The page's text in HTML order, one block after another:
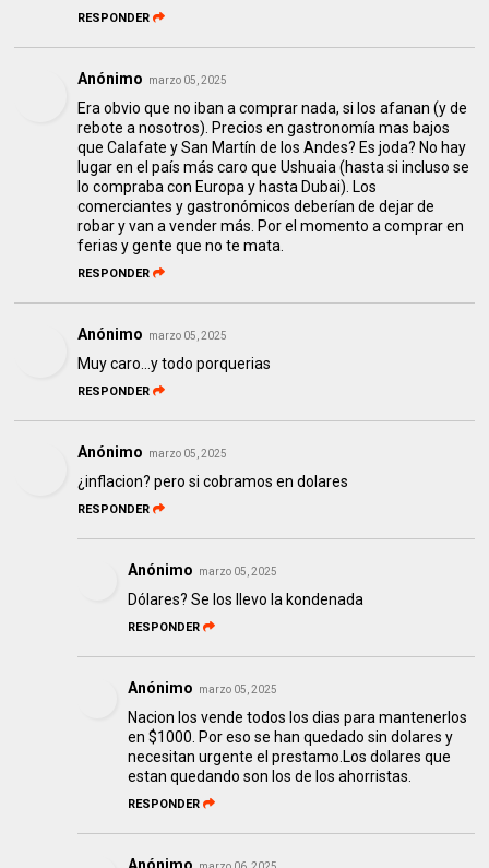
RESPONDER
Anónimo marzo 05, 2025
Era obvio que no iban a comprar nada, si los afanan (y de
rebote a nosotros). Precios en gastronomía mas bajos
que Calafate y San Martín de los Andes? Es joda? No hay
lugar en el país más caro que Ushuaia (hasta si incluso se
lo compraba con Europa y hasta Dubai). Los
comerciantes y gastronómicos deberían de dejar de
robar y van a vender más. Por el momento a comprar en
ferias y gente que no te mata.
RESPONDER
Anónimo marzo 05, 2025
Muy caro...y todo porquerias
RESPONDER
Anónimo marzo 05, 2025
¿inflacion? pero si cobramos en dolares
RESPONDER
Anónimo marzo 05, 2025
Dólares? Se los llevo la kondenada
RESPONDER
Anónimo marzo 05, 2025
Nacion los vende todos los dias para mantenerlos
en $1000. Por eso se han quedado sin dolares y
necesitan urgente el prestamo.Los dolares que
estan quedando son los de los ahorristas.
RESPONDER
Anónimo